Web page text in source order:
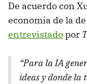
De acuerdo con
economía de la
entrevistadopor
“Para la IA
ideas y donde la